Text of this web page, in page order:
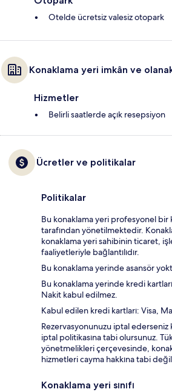
Otelde ücretsiz valesiz otopark
Konaklama yeri imkân ve
Hizmetler
Belirli saatlerde açık resepsiyon
Ücretler ve politikalar
Politikalar
Bu konaklama yeri profesyonel bir
tarafından yönetilmektedir.
konaklama yeri sahibinin ticaret,
faaliyetleriyle bağlantılıdır.
Bu konaklama yerinde asansör
Bu konaklama yerinde kredi
Nakit kabul edilmez.
Kabul edilen kredi kartları: Visa,
Rezervasyonunuzu iptal
iptal politikasına tabi olursunuz.
yönetmelikleri çerçevesinde,
hizmetleri cayma hakkına tabi
Konaklama yeri sınıfı